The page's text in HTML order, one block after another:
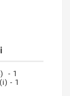
) - 1
- 1